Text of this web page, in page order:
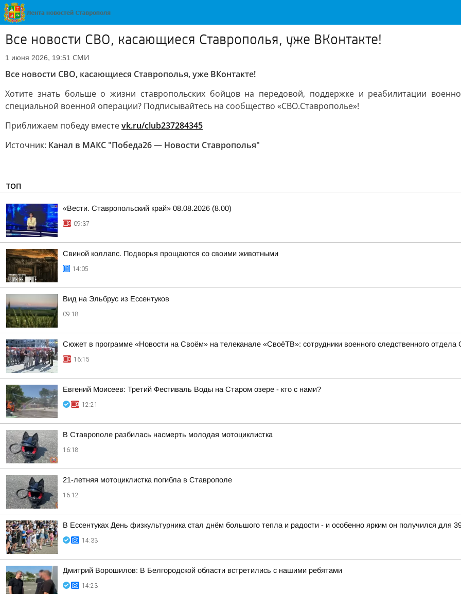
Все новости СВО, касающиеся Ставрополья, уже ВКонтакте!
1 июня 2026, 19:51 СМИ
Все новости СВО, касающиеся Ставрополья, уже ВКонтакте!
Хотите знать больше о жизни ставропольских бойцов на передовой, поддержке и реабилитации
специальной военной операции? Подписывайтесь на сообщество «СВО.Ставрополье»!
Приближаем победу вместеvk.ru/club237284345
Источник: Канал в МАКС "Победа26 — Новости Ставрополья"
ТОП
«Вести. Ставропольский край» 08.08.2026 (8.00)
09:37
Свиной коллапс. Подворья прощаются со своими животными
14:05
Вид на Эльбрус из Ессентуков
09:18
Сюжет в программе «Новости на Своём» на телеканале «СвоёТВ»: сотрудники военного следственного отдела
16:15
Евгений Моисеев: Третий Фестиваль Воды на Старом озере - кто с нами?
12:21
В Ставрополе разбилась насмерть молодая мотоциклистка
16:18
21-летняя мотоциклистка погибла в Ставрополе
16:12
В Ессентуках День физкультурника стал днём большого тепла и радости - и особенно ярким он получился для
14:33
Дмитрий Ворошилов: В Белгородской области встретились с нашими ребятами
14:23